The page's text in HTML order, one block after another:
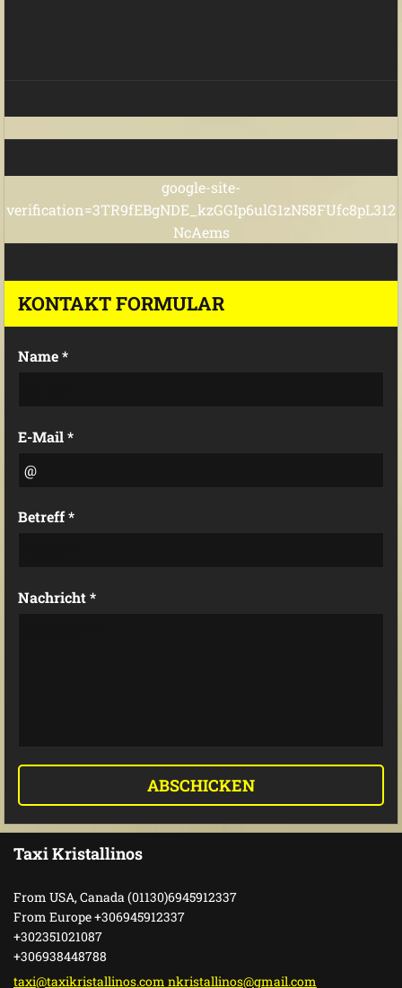
google-site-
verification=3TR9fEBgNDE_kzGGIp6ulG1zN58FUfc8pL312
NcAems
KONTAKT FORMULAR
Name *
E-Mail *
Betreff *
Nachricht *
Taxi Kristallinos
From USA, Canada (01130)6945912337
From Europe +306945912337
+302351021087
+306938448788
taxi@taxikristallinos.com nkristallinos@gmail.com